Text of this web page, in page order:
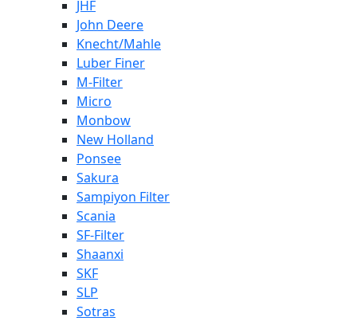
JHF
John Deere
Knecht/Mahle
Luber Finer
M-Filter
Micro
Monbow
New Holland
Ponsee
Sakura
Sampiyon Filter
Scania
SF-Filter
Shaanxi
SKF
SLP
Sotras